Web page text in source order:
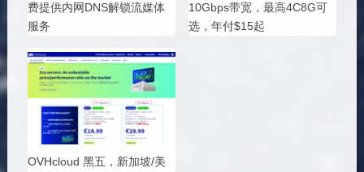
费提供内网DNS解锁流媒体
服务
10Gbps带宽，最高4C8G可
选，年付$15起
OVHcloud 黑五，新加坡/美